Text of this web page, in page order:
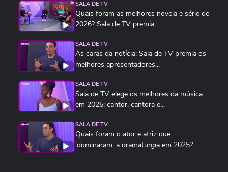
SALA DE TV
Quais foram as melhores novela e série de
2026? Sala de TV premia...
SALA DE TV
As caras da notícia: Sala de TV premia os
melhores apresentadores...
SALA DE TV
Sala de TV elege os melhores da música
em 2025: cantor, cantora e...
SALA DE TV
Quais foram o ator e atriz que
'dominaram' a dramaturgia em 2025?...